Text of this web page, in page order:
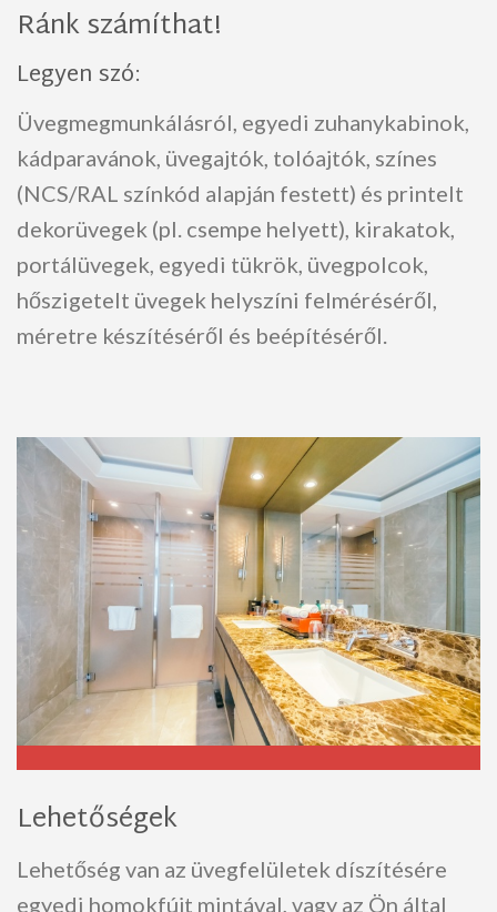
Ránk számíthat!
Legyen szó:
Üvegmegmunkálásról, egyedi zuhanykabinok,
kádparavánok, üvegajtók, tolóajtók, színes
(NCS/RAL színkód alapján festett) és printelt
dekorüvegek (pl. csempe helyett), kirakatok,
portálüvegek, egyedi tükrök, üvegpolcok,
hőszigetelt üvegek helyszíni felméréséről,
méretre készítéséről és beépítéséről.
Lehetőségek
Lehetőség van az üvegfelületek díszítésére
egyedi homokfújt mintával, vagy az Ön által